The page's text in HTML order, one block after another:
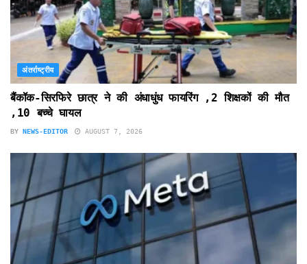
अंतर्राष्ट्रीय
बैंकॉक-सिरफिरे छात्र ने की अंधाधुंध फायरिंग ,2 शिक्षकों की मौत
,10 बच्चे घायल
BY NEWS-EDITOR AUGUST 7, 2026